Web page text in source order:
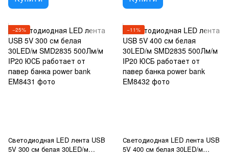
−25%
Светодиодная LED лента USB
5V 300 см белая 30LED/м
−11%
Светодиодная LED лента USB
5V 400 см белая 30LED/м